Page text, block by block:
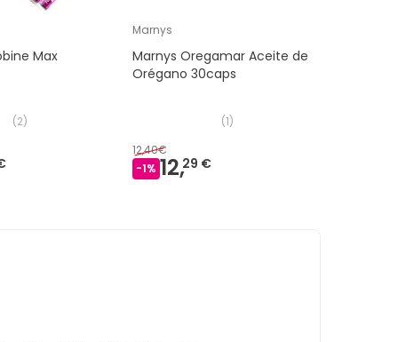
Max
(2)
Marnys
Marnys Oregamar Aceite de
Orégano 30caps
(1)
12,40€
-1% 12,29 €